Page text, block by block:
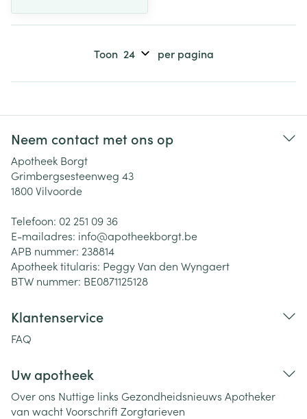
Toon per pagina
Neem contact met ons op
Apotheek Borgt
Grimbergsesteenweg 43
1800Vilvoorde
Telefoon: 02 251 09 36
E-mailadres: info@apotheekborgt.be
APB nummer: 238814
Apotheek titularis: Peggy Van den Wyngaert
BTW nummer: BE0871125128
Klantenservice
FAQ
Uw apotheek
Over ons Nuttige links Gezondheidsnieuws Apotheker
van wachtVoorschriftZorgtarieven